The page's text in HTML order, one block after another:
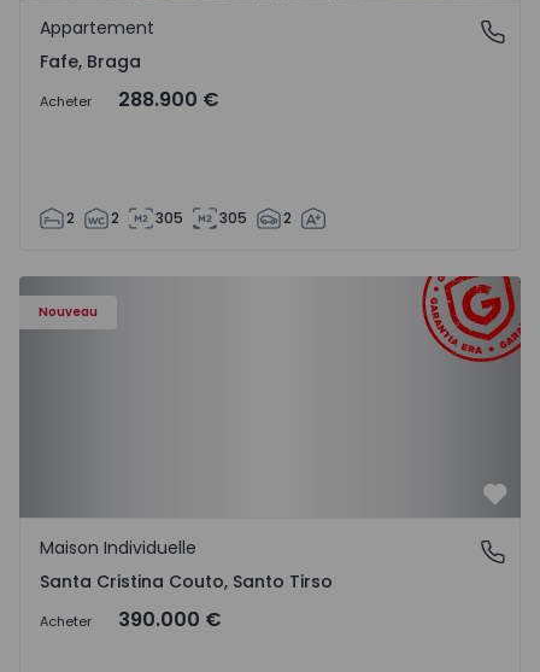
Fafe, Braga
Appartement
Fafe, Braga
Acheter 288.900 €
2 2 305 305 2
Nouveau
Santa Cristina Couto, Santo Tirso
Maison Individuelle
Santa Cristina Couto, Santo Tirso
Acheter 390.000 €